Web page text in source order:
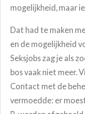
mogelijkheid, maar
Dat had te maken
en de mogelijkheid
Seksjobs zag je als
bos vaak niet meer.
Contact met de
vermoedde: er